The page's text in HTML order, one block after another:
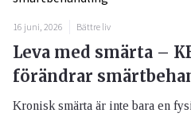
16 juni, 2026 Bättre liv
Leva med smärta –
förändrar
Kronisk smärta är inte bara en